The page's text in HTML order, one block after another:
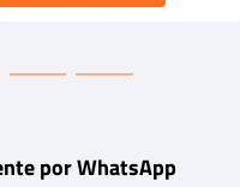
por WhatsApp